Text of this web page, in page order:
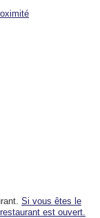
Si vous êtes le
est ouvert.